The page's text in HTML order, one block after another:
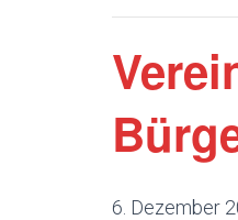
6. Dezember